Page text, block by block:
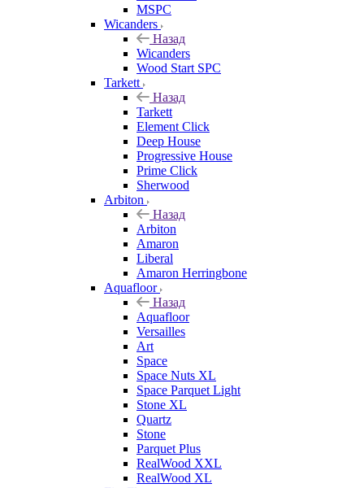
MSPC
Wicanders
Назад
Wicanders
Wood Start SPC
Tarkett
Назад
Tarkett
Element Click
Deep House
Progressive House
Prime Click
Sherwood
Arbiton
Назад
Arbiton
Amaron
Liberal
Amaron Herringbone
Aquafloor
Назад
Aquafloor
Versailles
Art
Space
Space Nuts XL
Space Parquet Light
Stone XL
Quartz
Stone
Parquet Plus
RealWood XXL
RealWood XL